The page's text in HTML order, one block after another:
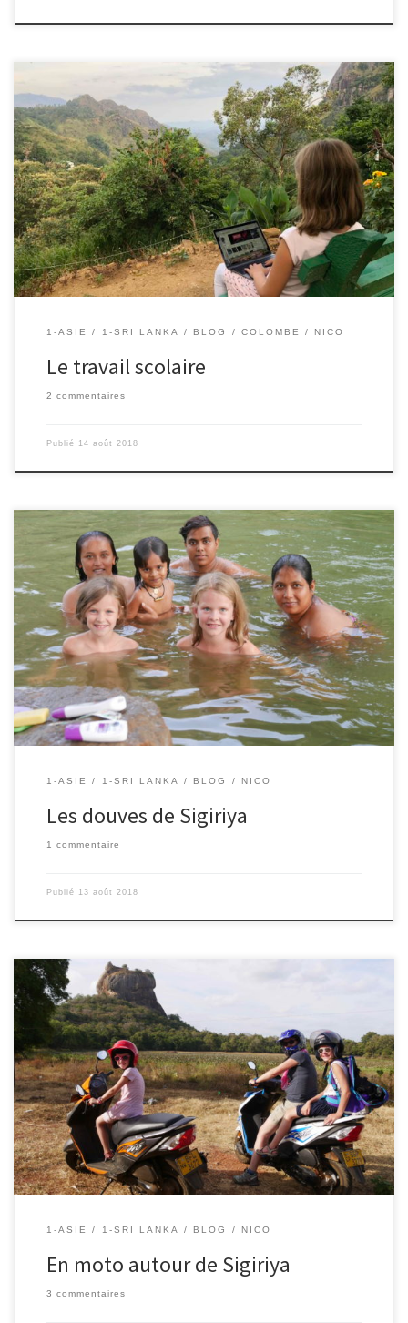
14/08/2018 – Colombe Nous avons commencé le travail le 28
juillet. Tous les jours c’est 2h30. Mais ça va ! Par contre, quand il y a
la piscine ou des choses de rêve à coté, c’est compliqué de s’y
mettre. Mais on le fait quand même. Le français et les […]
1-ASIE 1-SRI LANKA BLOG COLOMBE NICO
Le travail scolaire
2 commentaires
Publié 14 août 2018
11/08/2018 – Nico Il est 17h30, nous terminons un tour magnifique
en moto quand nous arrivons aux abords des douves de Sigiriya.
C’est l’heure des lessives et toilettes pour une famille sri lankaise,
qui vient régulièrement se baigner ici dans l’eau tiède qui entoure
le site du rocher du Lion. […]
1-ASIE 1-SRI LANKA BLOG NICO
Les douves de Sigiriya
1 commentaire
Publié 13 août 2018
11/08/2018 – Nico Cet après midi, nous louons des petites motos
(125 cm3) pour sortir un peu des sentiers battus, découvrir la
région et rencontrer les locaux… Nous les garderons pour 24h,
histoire d’en profiter également ce soir et demain matin. Nous
aimons beaucoup ce moyen de locomotion (et les […]
1-ASIE 1-SRI LANKA BLOG NICO
En moto autour de Sigiriya
3 commentaires